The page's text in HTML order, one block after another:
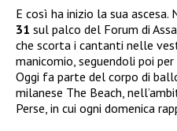
E così ha inizio la sua
31 sul palco del Forum di
che scorta i cantanti nelle
manicomio, seguendoli poi
Oggi fa parte del corpo di
milanese The Beach,
Perse, in cui ogni domenica